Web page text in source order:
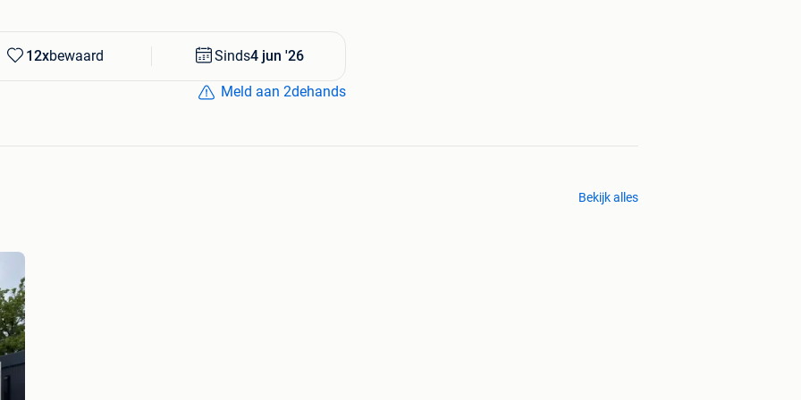
bureelunit, werfkeet, werfcontainer,
kantoor, tijdelijke kantoorruimte, 20ft container,
leverbaar.
12xbewaard Sinds4 jun '26
Meld aan 2dehands
Bekijk alles